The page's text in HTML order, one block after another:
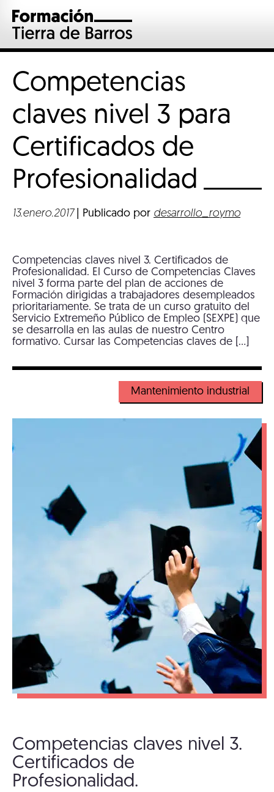
Competencias
claves nivel 3 para
Certificados de
Profesionalidad
13.enero.2017| Publicado por desarrollo_roymo
Competencias claves nivel 3. Certificados de
Profesionalidad. El Curso de Competencias Claves
nivel 3 forma parte del plan de acciones de
Formación dirigidas a trabajadores desempleados
prioritariamente. Se trata de un curso gratuito del
Servicio Extremeño Público de Empleo (SEXPE) que
se desarrolla en las aulas de nuestro Centro
formativo. Cursar las Competencias claves de […]
Mantenimiento industrial
Competencias claves nivel 3.
Certificados de
Profesionalidad.